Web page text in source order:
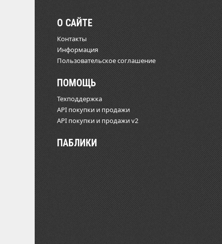
О САЙТЕ
Контакты
Информация
Пользовательское соглашение
ПОМОЩЬ
Техподдержка
API покупки и продажи
API покупки и продажи v2
ПАБЛИКИ